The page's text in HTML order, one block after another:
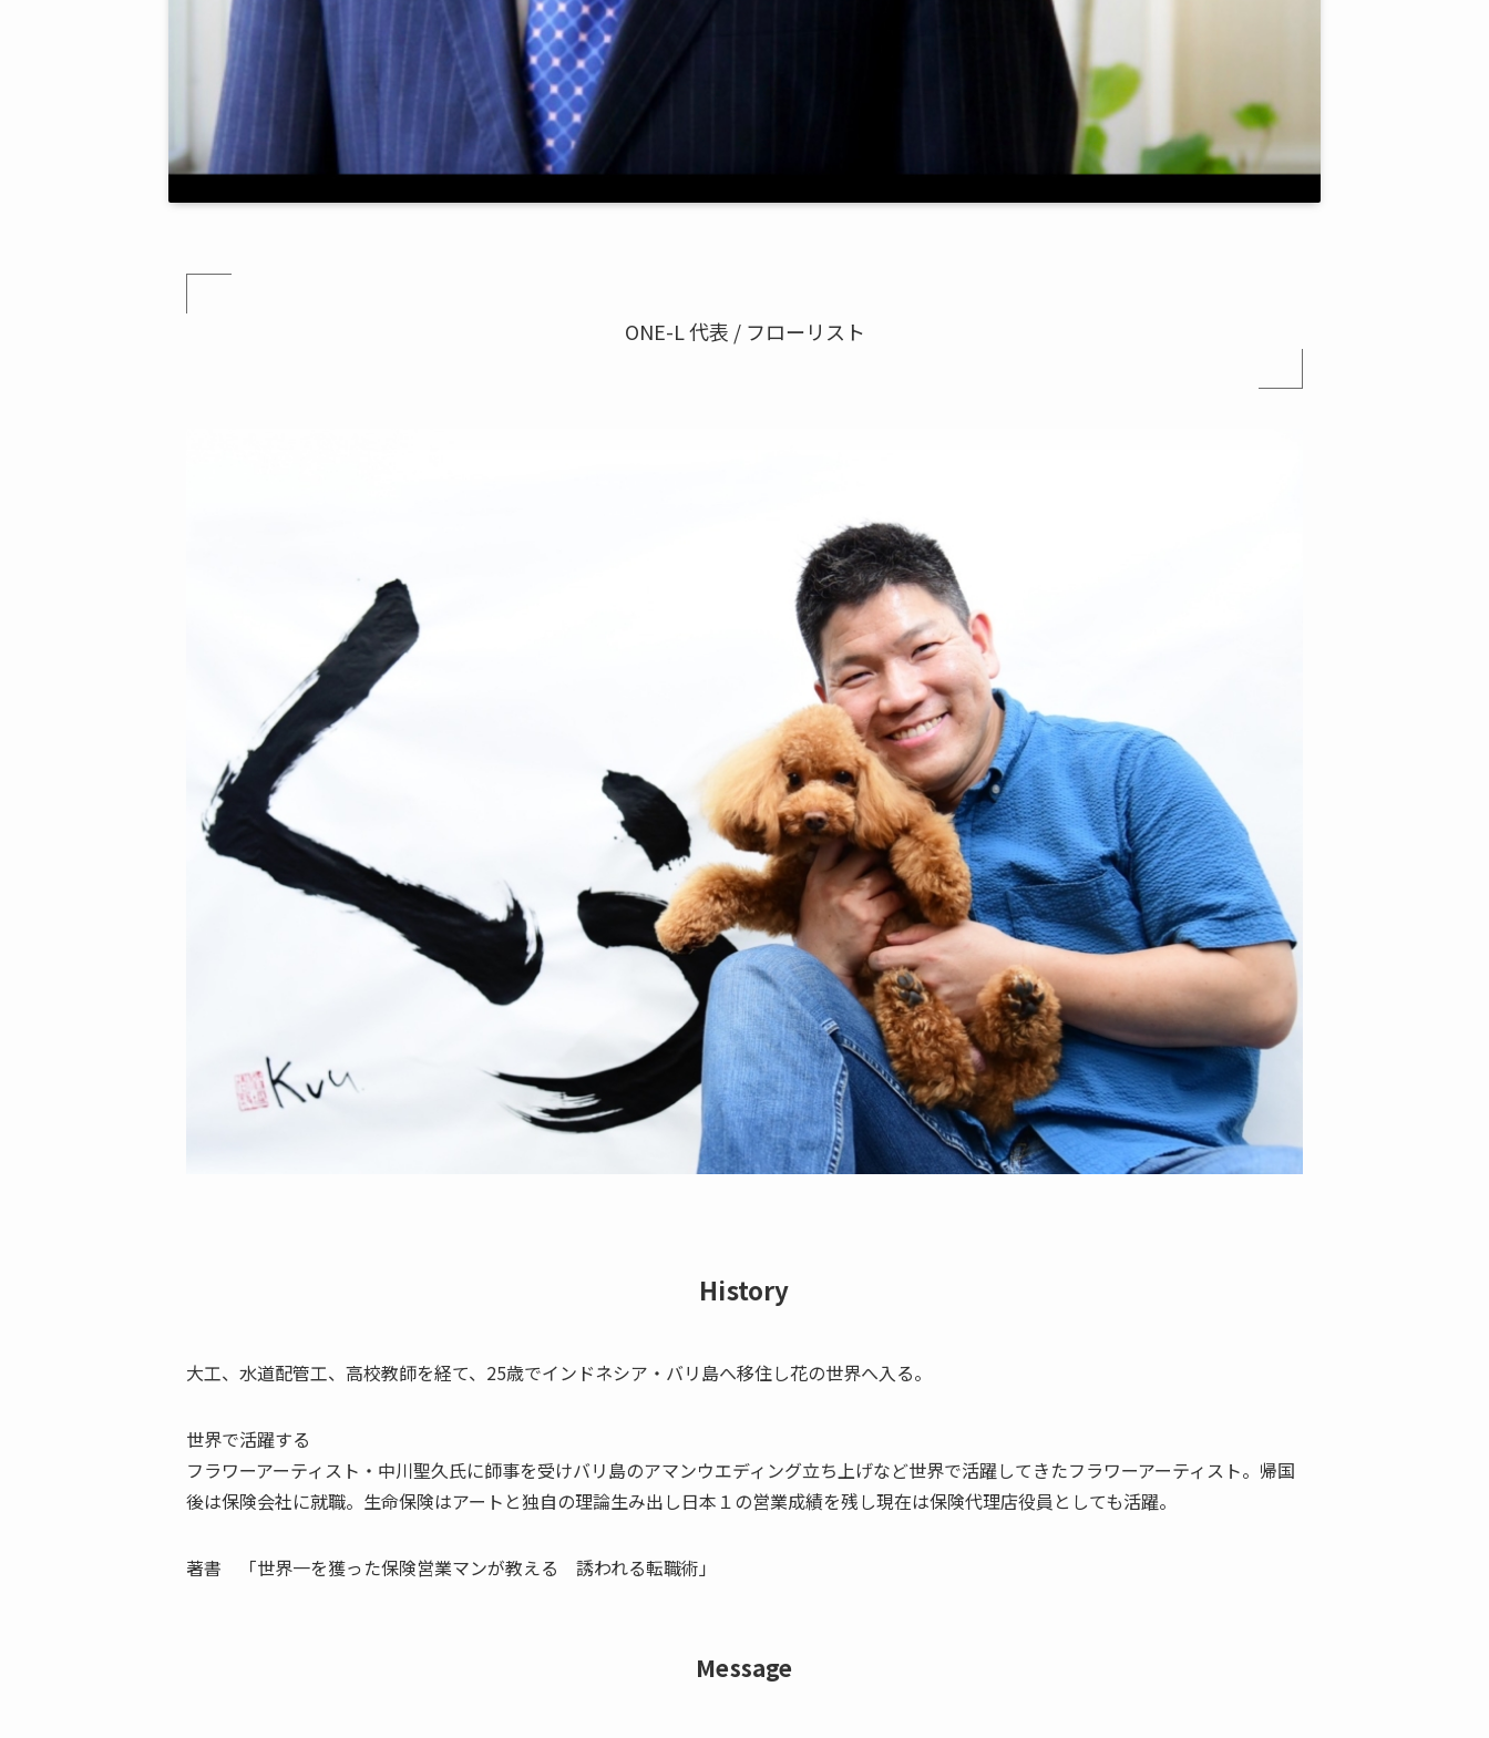
ONE-L 代表 / フローリスト
History
大工、水道配管工、高校教師を経て、25歳でインドネシア・バリ島へ移住し花の世界へ入る。
世界で活躍する
フラワーアーティスト・中川聖久氏に師事を受けバリ島のアマンウエディング立ち上げなど世界で活躍してきたフラワーアーティスト。帰国
後は保険会社に就職。生命保険はアートと独自の理論生み出し日本１の営業成績を残し現在は保険代理店役員としても活躍。
著書 「世界一を獲った保険営業マンが教える 誘われる転職術」
Message